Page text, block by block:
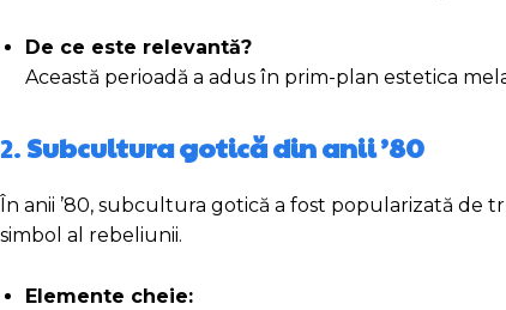
De ce este relevantă?
Această perioadă a adus în prim-plan estetica
2. Subcultura gotică din anii ’80
În anii ’80, subcultura gotică a fost popularizată
simbol al rebeliunii.
Elemente cheie: